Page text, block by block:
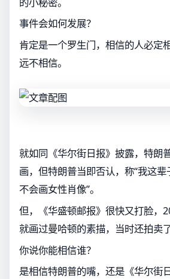
事件会如何发展？
肯定是一个罗生门，相信的人必定
远不相信。
就如同《华尔街日报》披露，特朗
画，但特朗普当即否认，称“我这
不会画女性肖像”。
但，《华盛顿邮报》很快又打脸，
就画过曼哈顿的素描，当时还拍卖
你说你能相信谁？
是相信特朗普的嘴，还是《华尔街